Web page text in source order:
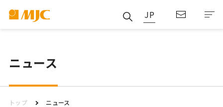
JP
ニュース
トップ ニュース